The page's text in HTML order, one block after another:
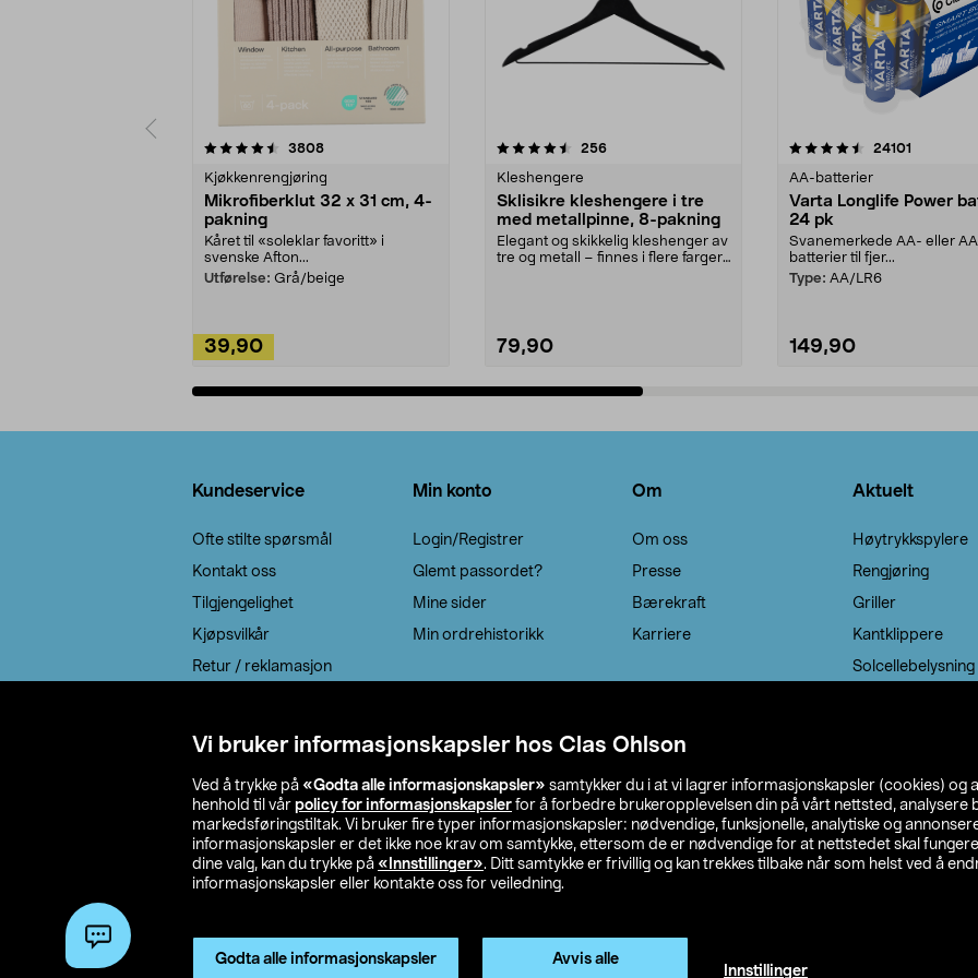
Vi bruker informasjonskapsler hos Clas Ohlson
Ved å trykke på «Godta alle informasjonskapsler» samtykker du i at vi lagrer informasjonskapsler (cookies) og
henhold til vår policy for informasjonskapsler for å forbedre brukeropplevelsen din på vårt nettsted, analysere
markedsføringstiltak. Vi bruker fire typer informasjonskapsler: nødvendige, funksjonelle, analytiske og
informasjonskapsler er det ikke noe krav om samtykke, ettersom de er nødvendige for at nettstedet skal
dine valg, kan du trykke på «Innstillinger». Ditt samtykke er frivillig og kan trekkes tilbake når som helst ved å
informasjonskapsler eller kontakte oss for veiledning.
Godta alle informasjonskapsler Avvis alle
Innstillinger
3808anmeldelser
Kjøkkenrengjøring
Mikrofiberklut 32 x 31 cm, 4-
pakning
Kåret til «soleklar favoritt» i
svenske Afton...
Utførelse: Grå/beige
39,90
4.5av 5 stjerner 256anmeldelser
Kleshengere
Sklisikre kleshengere i tre
med metallpinne, 8-pakning
Elegant og skikkelig kleshenger av
tre og metall – finnes i flere farger.
79,90
4.5av 5 stjerner 24101
AA-batterier
Varta Longlife Power
24 pk
Svanemerkede AA- eller
batterier til fjer...
Type: AA/LR6
149,90
4.5av 5 stjerner
Kundeservice
Ofte stilte spørsmål
Kontakt oss
Tilgjengelighet
Kjøpsvilkår
Retur / reklamasjon
Min konto
Login/Registrer
Glemt passordet?
Mine sider
Min ordrehistorikk
Om
Om oss
Presse
Bærekraft
Karriere
Aktuelt
Høytrykkspylere
Rengjøring
Griller
Kantklippere
Solcellebelysning